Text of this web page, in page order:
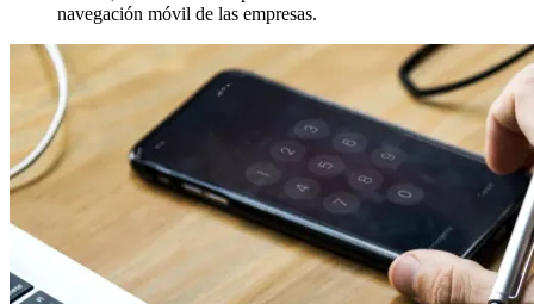
navegación móvil de las empresas.